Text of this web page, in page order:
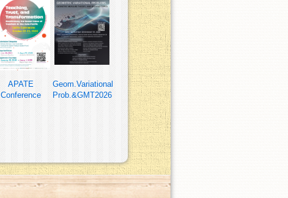
APATE
Conference
Geom.Variational
Prob.&GMT2026